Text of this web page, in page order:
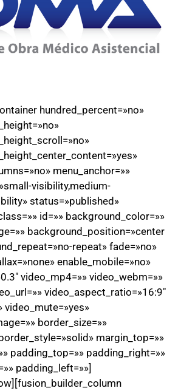
hundred_percent=»no»
menu_anchor=»»
visibility,medium-
status=»published»
id=»» background_color=»»
background_position=»center
repeat» fade=»no»
enable_mobile=»no»
video_mp4=»» video_webm=»»
video_aspect_ratio=»16:9″
video_mute=»yes»
border_size=»»
margin_top=»»
padding_top=»» padding_right=»»
padding_left=»»]